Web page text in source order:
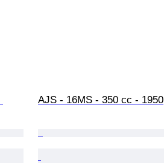
AJS - 16MS - 350 cc - 1950